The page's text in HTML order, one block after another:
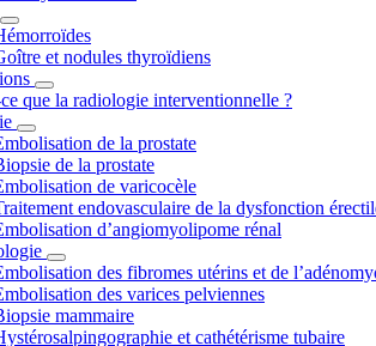
et nodules thyroïdiens
ce que la radiologie interventionnelle ?
de la prostate
de la prostate
de varicocèle
endovasculaire de la dysfonction
d’angiomyolipome rénal
des fibromes utérins et de
des varices pelviennes
mammaire
et cathétérisme tubaire